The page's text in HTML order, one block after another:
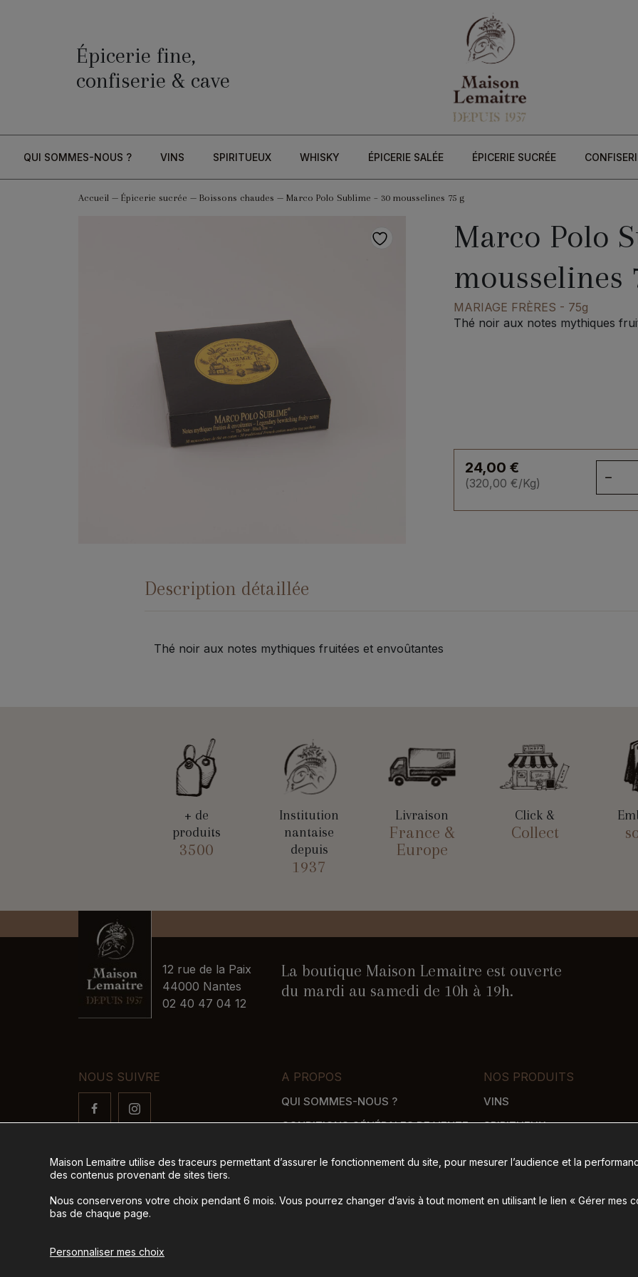
Épicerie fine,
confiserie & cave
QUI SOMMES-NOUS ? VINS SPIRITUEUX WHISKY ÉPICERIE SALÉE ÉPICERIE SUCRÉE
Accueil— Épicerie sucrée — Boissons chaudes — Marco Polo Sublime – 30 mousselines 75 g
Marco Polo
mousselines
MARIAGE FRÈRES - 75g
Thé noir aux notes mythiques
24,00 €
(320,00 €/Kg)
Description détaillée
Thé noir aux notes mythiques fruitées et envoûtantes
+ de
produits
3500
Institution
nantaise
depuis
1937
Livraison
France &
Europe
Click &
Collect
12 rue de la Paix
44000 Nantes
02 40 47 04 12
La boutique Maison Lemaitre est ouverte
du mardi au samedi de 10h à 19h.
NOUS SUIVRE A PROPOS
QUI SOMMES-NOUS ?
CONDITIONS GÉNÉRALES DE VENTE
MODES DE PAIEMENT
NOS PRODUITS
VINS
SPIRITUEUX
ÉPICERIE SUCRÉE
Maison Lemaitre utilise des traceurs permettant d’assurer le fonctionnement du site, pour mesurer l’audience et la
des contenus provenant de sites tiers.
Nous conserverons votre choix pendant 6 mois. Vous pourrez changer d’avis à tout moment en utilisant le lien « Gérer mes
bas de chaque page.
Personnaliser mes choix